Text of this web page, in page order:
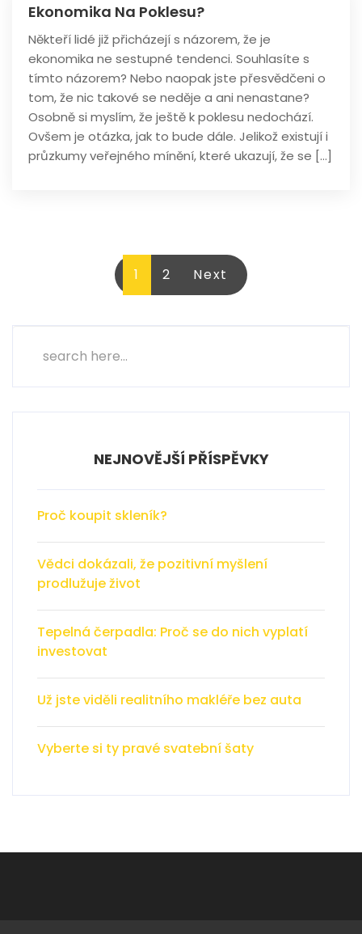
Ekonomika Na Poklesu?
Někteří lidé již přicházejí s názorem, že je
ekonomika ne sestupné tendenci. Souhlasíte s
tímto názorem? Nebo naopak jste přesvědčeni o
tom, že nic takové se neděje a ani nenastane?
Osobně si myslím, že ještě k poklesu nedochází.
Ovšem je otázka, jak to bude dále. Jelikož existují i
průzkumy veřejného mínění, které ukazují, že se […]
Stránkování
příspěvků
1 2 Next
NEJNOVĚJŠÍ PŘÍSPĚVKY
Proč koupit skleník?
Vědci dokázali, že pozitivní myšlení
prodlužuje život
Tepelná čerpadla: Proč se do nich vyplatí
investovat
Už jste viděli realitního makléře bez auta
Vyberte si ty pravé svatební šaty